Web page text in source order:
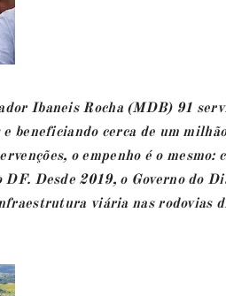
Ibaneis Rocha (MDB) 91
beneficiando cerca de um
o empenho é o
DF. Desde 2019, o Governo do
viária nas rodovias